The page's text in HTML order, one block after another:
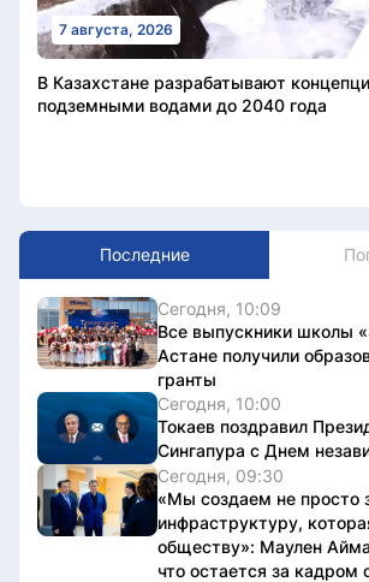
7 августа, 2026
В Казахстане разрабатывают
подземными водами до 2040 года
Последние
Сегодня, 10:09
Все выпускники школы
Астане получили
гранты
Сегодня, 10:00
Токаев поздравил
Сингапура с Днем
Сегодня, 09:30
«Мы создаем не просто
инфраструктуру,
обществу»: Маулен
что остается за кадром